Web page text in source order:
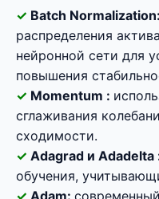
Batch Normalization:
распределения
нейронной сети для
повышения
Momentum :
сглаживания
сходимости.
Adagrad и Adadelta
обучения,
Adam: